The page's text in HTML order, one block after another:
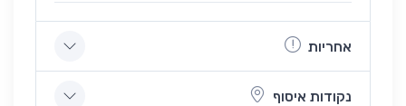
אחריות
נקודות איסוף